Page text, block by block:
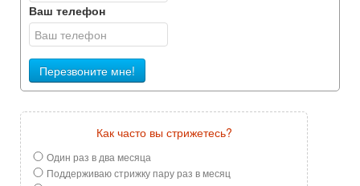
Ваш телефон
Перезвоните мне!
Как часто вы стрижетесь?
Один раз в два месяца
Поддерживаю стрижку пару раз в месяц